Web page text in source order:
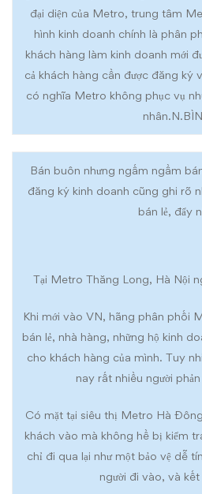
đại diện của Metro, trung tâm
hình kinh doanh chính là phân
khách hàng làm kinh doanh mới
cả khách hàng cần được đăng ký
có nghĩa Metro không phục vụ
nhân.
Bán buôn nhưng ngấm ngầm
đăng ký kinh doanh cũng ghi rõ
bán lẻ, đẩy
Tại Metro Thăng Long, Hà Nội
Khi mới vào VN, hãng phân phối
bán lẻ, nhà hàng, những hộ kinh
cho khách hàng của mình. Tuy
nay rất nhiều người
Có mặt tại siêu thị Metro Hà
khách vào mà không hề bị kiểm
chỉ đi qua lại như một bảo vệ dễ
người đi vào, và